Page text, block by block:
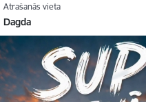
Atrašanās vieta
Dagda